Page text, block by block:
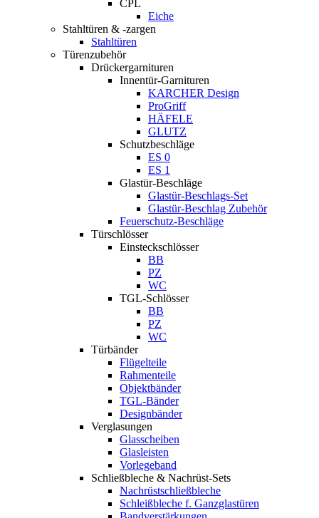
CPL
Eiche
Stahltüren & -zargen
Stahltüren
Türenzubehör
Drückergarnituren
Innentür-Garnituren
KARCHER Design
ProGriff
HÄFELE
GLUTZ
Schutzbeschläge
ES 0
ES 1
Glastür-Beschläge
Glastür-Beschlags-Set
Glastür-Beschlag Zubehör
Feuerschutz-Beschläge
Türschlösser
Einsteckschlösser
BB
PZ
WC
TGL-Schlösser
BB
PZ
WC
Türbänder
Flügelteile
Rahmenteile
Objektbänder
TGL-Bänder
Designbänder
Verglasungen
Glasscheiben
Glasleisten
Vorlegeband
Schließbleche & Nachrüst-Sets
Nachrüstschließbleche
Schleißbleche f. Ganzglastüren